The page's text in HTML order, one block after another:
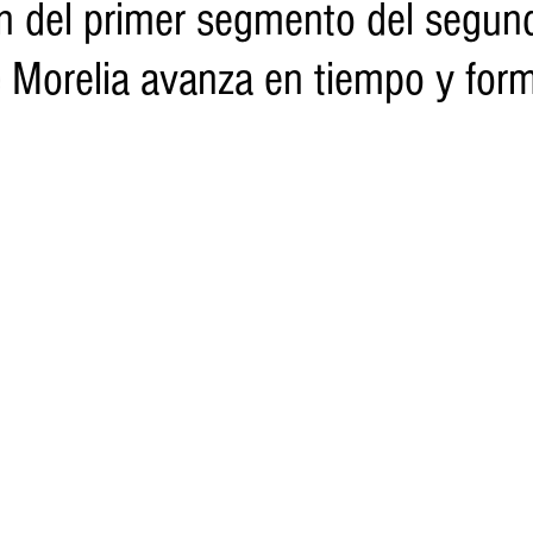
Turismo Sader DIF Mujeres Scop
del primer segmento del
avanza en tiempo y